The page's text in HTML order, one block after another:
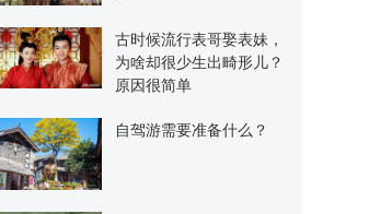
古时候流行表哥娶表妹，
为啥却很少生出畸形儿？
原因很简单
自驾游需要准备什么？